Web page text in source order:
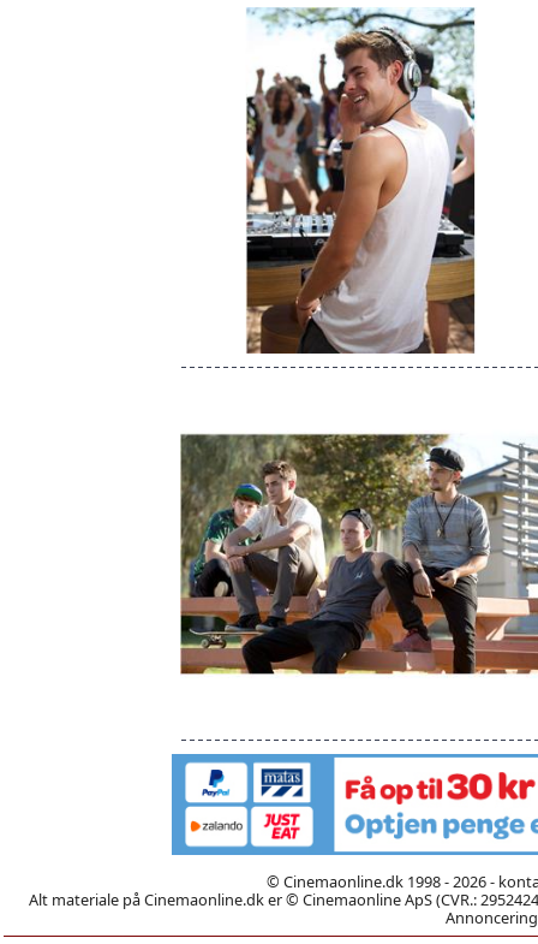
© Cinemaonline.dk 1998 - 2026 -
Alt materiale på Cinemaonline.dk er © Cinemaonline ApS (CVR.: